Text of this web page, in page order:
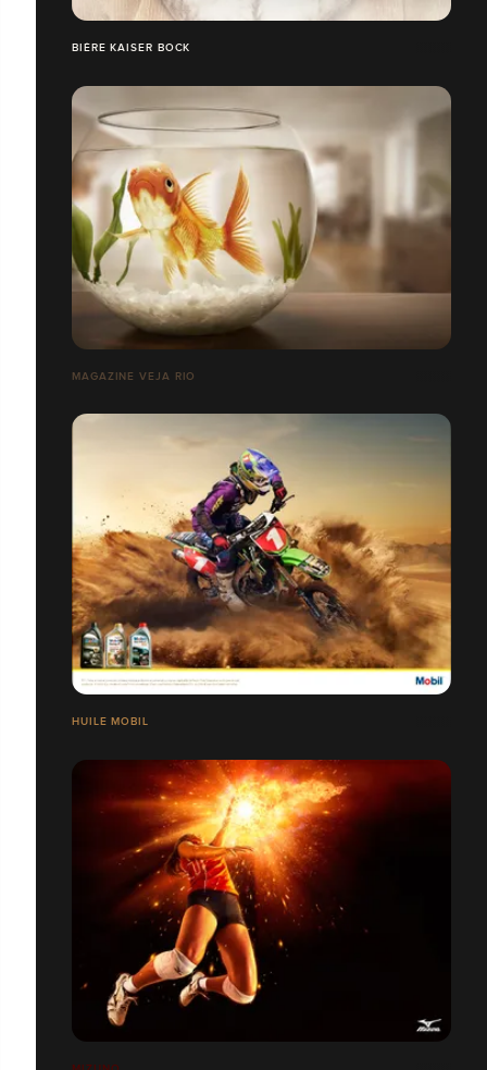
BIÈRE KAISER BOCK
MAGAZINE VEJA RIO
HUILE MOBIL